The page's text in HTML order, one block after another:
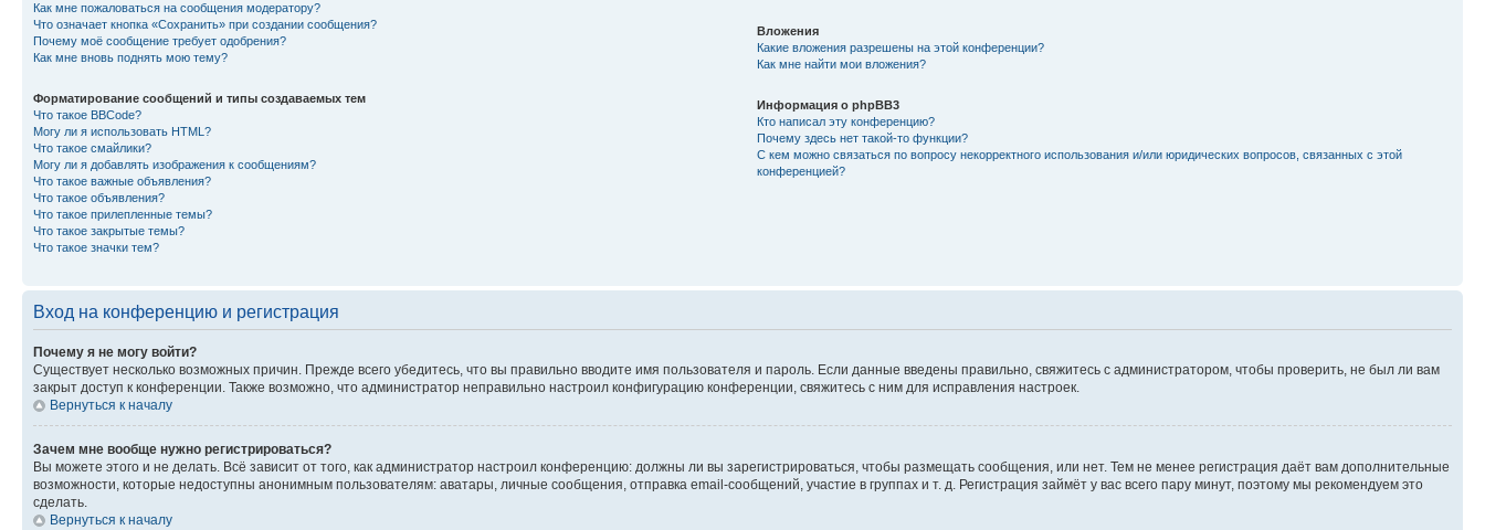
Как мне пожаловаться на сообщения модератору?
Что означает кнопка «Сохранить» при создании сообщения?
Почему моё сообщение требует одобрения?
Как мне вновь поднять мою тему?
Форматирование сообщений и типы создаваемых тем
Что такое BBCode?
Могу ли я использовать HTML?
Что такое смайлики?
Могу ли я добавлять изображения к сообщениям?
Что такое важные объявления?
Что такое объявления?
Что такое прилепленные темы?
Что такое закрытые темы?
Что такое значки тем?
Вложения
Какие вложения разрешены на этой конференции?
Как мне найти мои вложения?
Информация о phpBB3
Кто написал эту конференцию?
Почему здесь нет такой-то функции?
С кем можно связаться по вопросу некорректного использования и/или юридических вопросов, связанных с этой
конференцией?
Вход на конференцию и регистрация
Почему я не могу войти?
Существует несколько возможных причин. Прежде всего убедитесь, что вы правильно вводите имя пользователя и пароль. Если данные введены правильно, свяжитесь с администратором, чтобы проверить, не был ли вам
закрыт доступ к конференции. Также возможно, что администратор неправильно настроил конфигурацию конференции, свяжитесь с ним для исправления настроек.
Вернуться к началу
Зачем мне вообще нужно регистрироваться?
Вы можете этого и не делать. Всё зависит от того, как администратор настроил конференцию: должны ли вы зарегистрироваться, чтобы размещать сообщения, или нет. Тем не менее регистрация даёт вам дополнительные
возможности, которые недоступны анонимным пользователям: аватары, личные сообщения, отправка email-сообщений, участие в группах и т. д. Регистрация займёт у вас всего пару минут, поэтому мы рекомендуем это
сделать.
Вернуться к началу